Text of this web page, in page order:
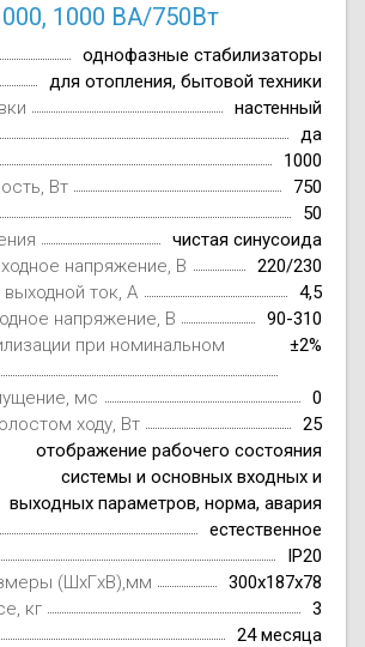
1000 ВА/750Вт
однофазные стабилизаторы
для отопления, бытовой техники
настенный
да
1000
Вт
750
50
чистая синусоида
напряжение, В
220/230
ток, А
4,5
напряжение, В
90-310
при номинальном
±2%
мс
0
ходу, Вт
25
отображение рабочего состояния
системы и основных входных и
выходных параметров, норма, авария
естественное
IP20
(ШxГxВ),мм
300х187х78
кг
3
24 месяца